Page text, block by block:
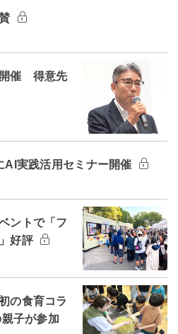
開催 得意先
AI実践活用セミナー開催
ントで「フ
好評
の食育コラ
子が参加